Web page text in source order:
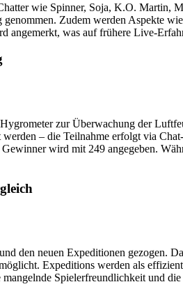
wie Spinner, Soja, K.O.
Zudem werden Aspekte
was auf frühere Live-
zur Überwachung der
– die Teilnahme erfolgt via
wird mit 249 angegeben.
den neuen Expeditionen gezogen.
Expeditions werden als
Spielerfreundlichkeit und